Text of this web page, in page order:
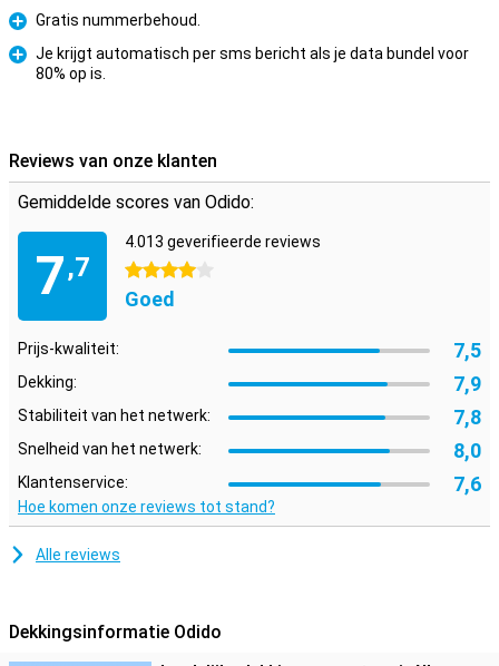
Pluspunt
Gratis nummerbehoud.
Pluspunt
Je krijgt automatisch per sms bericht als je data bundel voor
80% op is.
Reviews van onze klanten
Gemiddelde scores van Odido:
7,7
4.013 geverifieerde reviews
4 sterren
Goed
Prijs-kwaliteit: 7,5
Dekking: 7,9
Stabiliteit van het netwerk: 7,8
Snelheid van het netwerk: 8,0
Klantenservice: 7,6
Hoe komen onze reviews tot stand?
Alle reviews
Dekkingsinformatie Odido